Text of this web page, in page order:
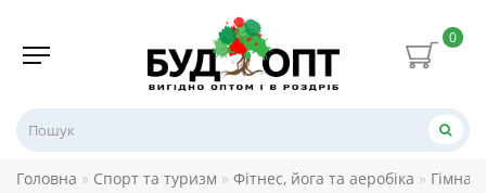
0
Головна Спорт та туризм Фітнес, йога та аеробіка